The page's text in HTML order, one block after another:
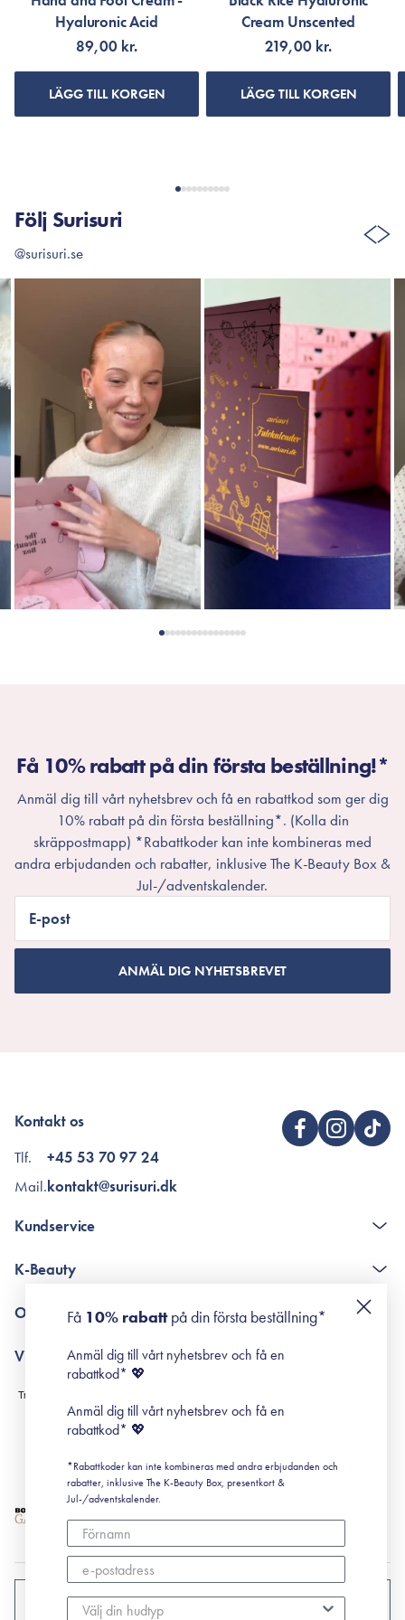
Hyaluronic Acid
89,00 kr.
LÄGG TILL KORGEN
Cream Unscented
219,00 kr.
LÄGG TILL KORGEN
Följ Surisuri
@surisuri.se
Få 10% rabatt på din första beställning!*
Anmäl dig till vårt nyhetsbrev och få en rabattkod som ger dig
10% rabatt på din första beställning*. (Kolla din
skräppostmapp) *Rabattkoder kan inte kombineras med
andra erbjudanden och rabatter, inklusive The K-Beauty Box &
Jul-/adventskalender.
E-post
ANMÄL DIG NYHETSBREVET
Kontakt os
Tlf.
Mail.
+45 53 70 97 24
kontakt@surisuri.dk
Kundservice
Poängshop - frågor och svar
K-Beauty
Retinol för nybörjare
Om Surisuri
Black Friday
Villkor
Leverans & Retur
Köpvillkor
Prenumerationsvillkor
Cookiepolicy
SVERIGE
Få 10% rabattpå din första beställning*
Anmäl dig till vårt nyhetsbrev och få en
rabattkod* 💖
Anmäl dig till vårt nyhetsbrev och få en
rabattkod* 💖
*Rabattkoder kan inte kombineras med andra erbjudanden och
rabatter, inklusive The K-Beauty Box, presentkort &
Jul-/adventskalender.